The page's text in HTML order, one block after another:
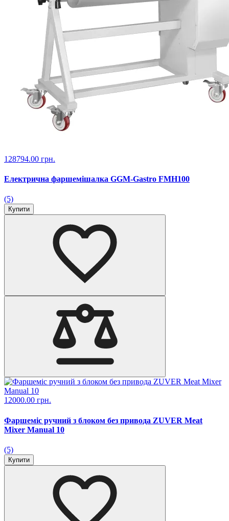
128794.00 грн.
Електрична фаршемішалка GGM-Gastro FMH100
(5)
Купити
12000.00 грн.
Фаршеміс ручний з блоком без привода ZUVER Meat
Mixer Manual 10
(5)
Купити